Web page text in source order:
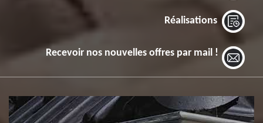
Réalisations
Recevoir nos nouvelles offres par mail !